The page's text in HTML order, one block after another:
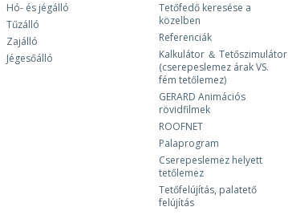
Hó- és jégálló
Tűzálló
Zajálló
Jégesőálló
Tetőfedő keresése a
közelben
Referenciák
Kalkulátor ＆ Tetőszimulátor
(cserepeslemez árak VS.
fém tetőlemez)
GERARD Animációs
rövidfilmek
ROOFNET
Palaprogram
Cserepeslemez helyett
tetőlemez
Tetőfelújítás, palatető
felújítás